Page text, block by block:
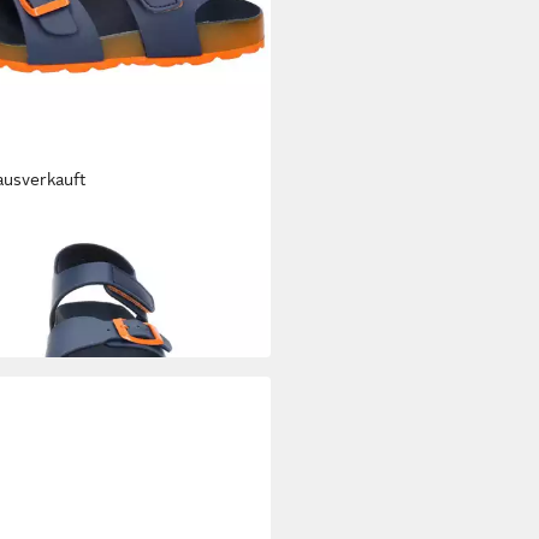
Bioline Master Pantolette
UVP 39,95 €